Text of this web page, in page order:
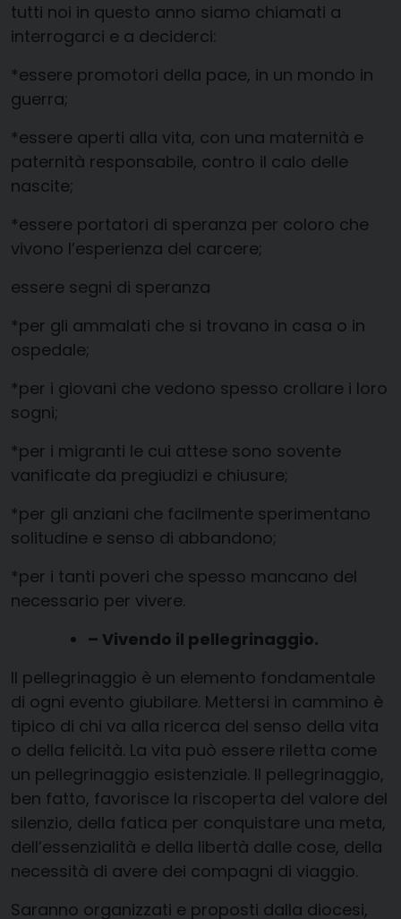
tutti noi in questo anno siamo chiamati a
interrogarci e a deciderci:
*essere promotori della pace, in un mondo in
guerra;
*essere aperti alla vita, con una maternità e
paternità responsabile, contro il calo delle
nascite;
*essere portatori di speranza per coloro che
vivono l’esperienza del carcere;
essere segni di speranza
*per gli ammalati che si trovano in casa o in
ospedale;
*per i giovani che vedono spesso crollare i loro
sogni;
*per i migranti le cui attese sono sovente
vanificate da pregiudizi e chiusure;
*per gli anziani che facilmente sperimentano
solitudine e senso di abbandono;
*per i tanti poveri che spesso mancano del
necessario per vivere.
– Vivendo il pellegrinaggio.
Il pellegrinaggio è un elemento fondamentale
di ogni evento giubilare. Mettersi in cammino è
tipico di chi va alla ricerca del senso della vita
o della felicità. La vita può essere riletta come
un pellegrinaggio esistenziale. Il pellegrinaggio,
ben fatto, favorisce la riscoperta del valore del
silenzio, della fatica per conquistare una meta,
dell’essenzialità e della libertà dalle cose, della
necessità di avere dei compagni di viaggio.
Saranno organizzati e proposti dalla diocesi,